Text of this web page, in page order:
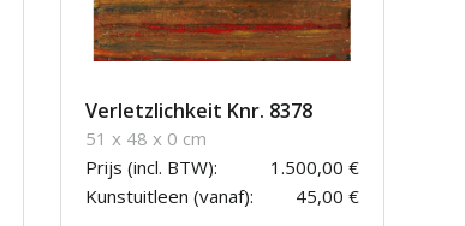
Verletzlichkeit Knr. 8378
51 x 48 x 0 cm
Prijs (incl. BTW):
1.500,00 €
Kunstuitleen (vanaf):
45,00 €